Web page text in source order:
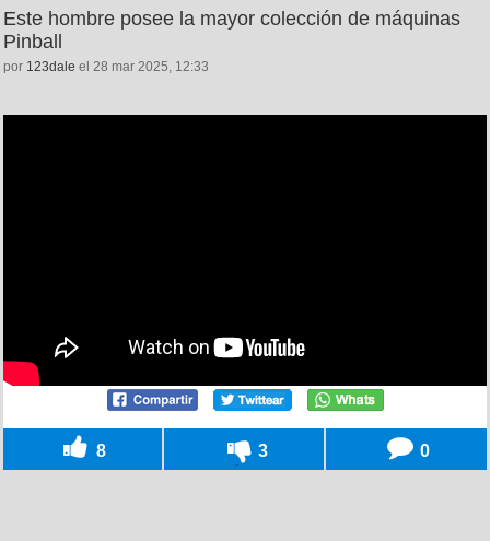
Este hombre posee la mayor colección de máquinas
Pinball
por 123dale el 28 mar 2025, 12:33
8 3 0